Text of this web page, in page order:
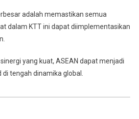
adalah memastikan semua
dalam KTT ini dapat diimplementasikan
yang kuat, ASEAN dapat menjadi
tengah dinamika global.